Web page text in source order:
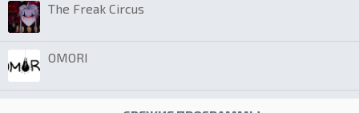
The Freak Circus
OMORI